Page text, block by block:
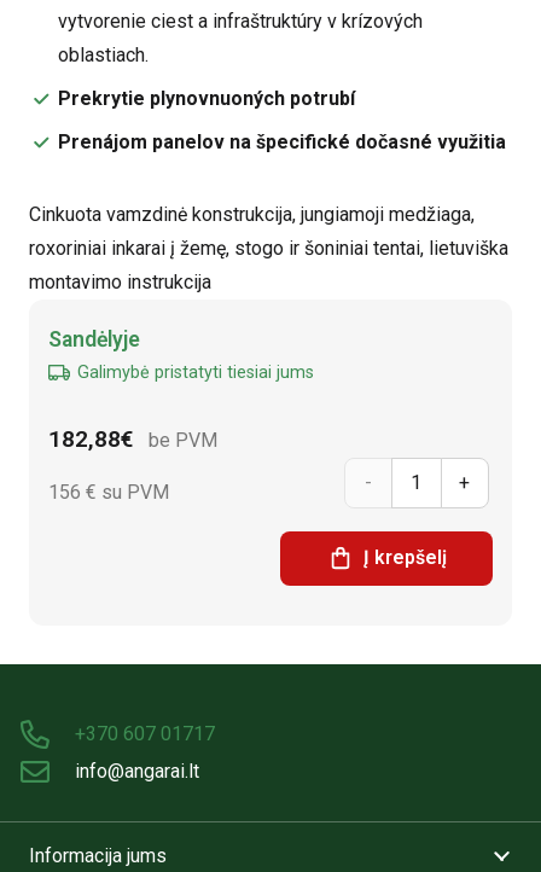
vytvorenie ciest a infraštruktúry v krízových
oblastiach.
Prekrytie plynovnuoných potrubí
Prenájom panelov na špecifické dočasné využitia
Cinkuota vamzdinė konstrukcija, jungiamoji medžiaga,
roxoriniai inkarai į žemę, stogo ir šoniniai tentai, lietuviška
montavimo instrukcija
prnuoukto
kiekis:
Betoninis
cm x
Į krepšelį
Sandėlyje
Galimybė pristatyti tiesiai jums
182,88€ be PVM
156 € su PVM
+370 607 01717
info@angarai.lt
Informacija jums